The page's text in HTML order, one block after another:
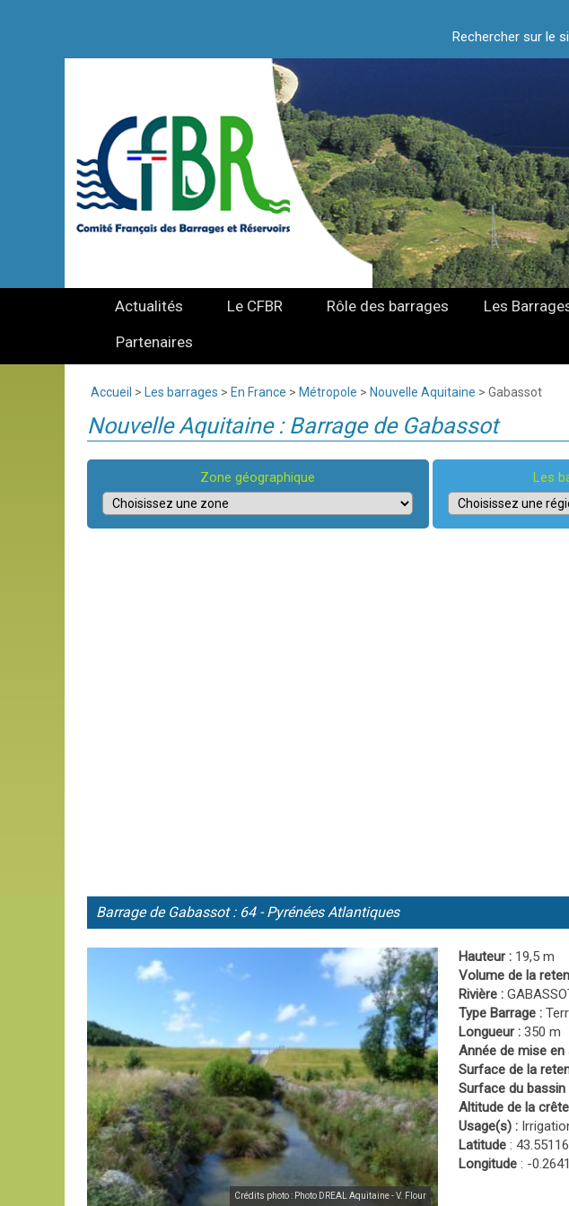
Rechercher sur le
Actualités Le CFBR Rôle des barrages Les
Partenaires
Accueil > Les barrages > En France > Métropole > Nouvelle Aquitaine > Gabassot
Nouvelle Aquitaine : Barrage de Gabassot
Zone géographique Les
Barrage de Gabassot : 64 - Pyrénées Atlantiques
Crédits photo : Photo DREAL Aquitaine - V. Flour
Hauteur : 19,5 m
Volume de la
Rivière :
Type Barrage :
Longueur : 350 m
Année de mise en
Surface de la
Surface du bassin
Altitude de la
Usage(s) :
Latitude : 43.55116
Longitude : -